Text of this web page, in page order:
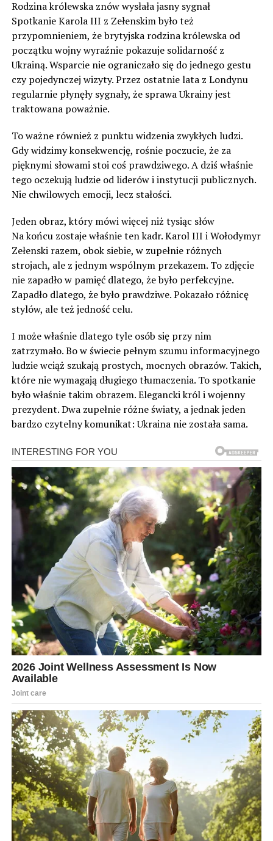
Rodzina królewska znów wysłała jasny sygnał
Spotkanie Karola III z Zełenskim było też
przypomnieniem, że brytyjska rodzina królewska od
początku wojny wyraźnie pokazuje solidarność z
Ukrainą. Wsparcie nie ograniczało się do jednego gestu
czy pojedynczej wizyty. Przez ostatnie lata z Londynu
regularnie płynęły sygnały, że sprawa Ukrainy jest
traktowana poważnie.
To ważne również z punktu widzenia zwykłych ludzi.
Gdy widzimy konsekwencję, rośnie poczucie, że za
pięknymi słowami stoi coś prawdziwego. A dziś właśnie
tego oczekują ludzie od liderów i instytucji publicznych.
Nie chwilowych emocji, lecz stałości.
Jeden obraz, który mówi więcej niż tysiąc słów
Na końcu zostaje właśnie ten kadr. Karol III i Wołodymyr
Zełenski razem, obok siebie, w zupełnie różnych
strojach, ale z jednym wspólnym przekazem. To zdjęcie
nie zapadło w pamięć dlatego, że było perfekcyjne.
Zapadło dlatego, że było prawdziwe. Pokazało różnicę
stylów, ale też jedność celu.
I może właśnie dlatego tyle osób się przy nim
zatrzymało. Bo w świecie pełnym szumu informacyjnego
ludzie wciąż szukają prostych, mocnych obrazów. Takich,
które nie wymagają długiego tłumaczenia. To spotkanie
było właśnie takim obrazem. Elegancki król i wojenny
prezydent. Dwa zupełnie różne światy, a jednak jeden
bardzo czytelny komunikat: Ukraina nie została sama.